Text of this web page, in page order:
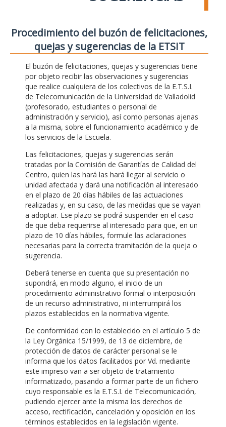
Procedimiento del buzón de felicitaciones,
quejas y sugerencias de la ETSIT
El buzón de felicitaciones, quejas y sugerencias tiene
por objeto recibir las observaciones y sugerencias
que realice cualquiera de los colectivos de la E.T.S.I.
de Telecomunicación de la Universidad de Valladolid
(profesorado, estudiantes o personal de
administración y servicio), así como personas ajenas
a la misma, sobre el funcionamiento académico y de
los servicios de la Escuela.
Las felicitaciones, quejas y sugerencias serán
tratadas por la Comisión de Garantías de Calidad del
Centro, quien las hará las hará llegar al servicio o
unidad afectada y dará una notificación al interesado
en el plazo de 20 días hábiles de las actuaciones
realizadas y, en su caso, de las medidas que se vayan
a adoptar. Ese plazo se podrá suspender en el caso
de que deba requerirse al interesado para que, en un
plazo de 10 días hábiles, formule las aclaraciones
necesarias para la correcta tramitación de la queja o
sugerencia.
Deberá tenerse en cuenta que su presentación no
supondrá, en modo alguno, el inicio de un
procedimiento administrativo formal o interposición
de un recurso administrativo, ni interrumpirá los
plazos establecidos en la normativa vigente.
De conformidad con lo establecido en el artículo 5 de
la Ley Orgánica 15/1999, de 13 de diciembre, de
protección de datos de carácter personal se le
informa que los datos facilitados por Vd. mediante
este impreso van a ser objeto de tratamiento
informatizado, pasando a formar parte de un fichero
cuyo responsable es la E.T.S.I. de Telecomunicación,
pudiendo ejercer ante la misma los derechos de
acceso, rectificación, cancelación y oposición en los
términos establecidos en la legislación vigente.